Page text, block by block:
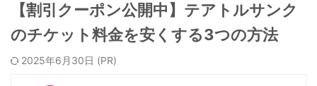
【割引クーポン公開中】テアトルサンク
のチケット料金を安くする3つの方法
2025年6月30日